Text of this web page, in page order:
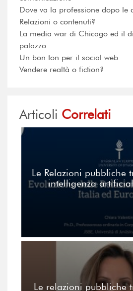
Dove va la professione dopo le
Relazioni o contenuti?
La media war di Chicago ed il
palazzo
Un bon ton per il social web
Vendere realtà o fiction?
Articoli Correlati
Le Relazioni pubbliche
intelligenza
Le relazioni pubbliche